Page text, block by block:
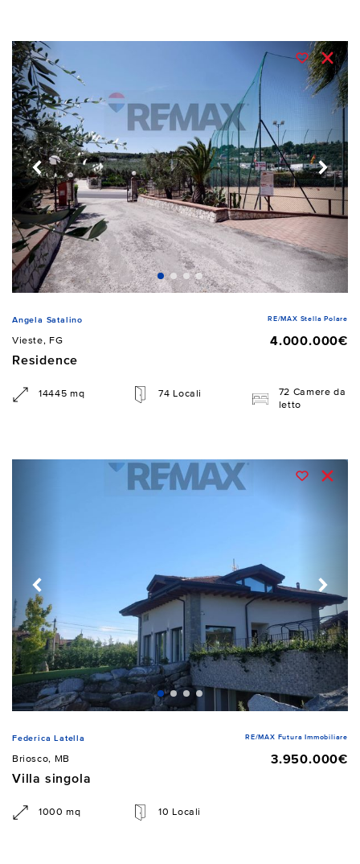
Angela Satalino RE/MAX Stella Polare
Vieste, FG
4.000.000€
Residence
14445 mq 74 Locali
72 Camere da
letto
Federica Latella RE/MAX Futura Immobiliare
Briosco, MB
3.950.000€
Villa singola
1000 mq 10 Locali